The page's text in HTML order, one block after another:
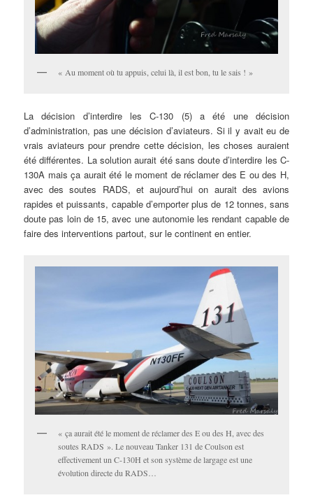
« Au moment où tu appuis, celui là, il est bon, tu le sais ! »
La décision d’interdire les C-130 (5) a été une décision
d’administration, pas une décision d’aviateurs. Si il y avait eu de
vrais aviateurs pour prendre cette décision, les choses auraient
été différentes. La solution aurait été sans doute d’interdire les C-
130A mais ça aurait été le moment de réclamer des E ou des H,
avec des soutes RADS, et aujourd’hui on aurait des avions
rapides et puissants, capable d’emporter plus de 12 tonnes, sans
doute pas loin de 15, avec une autonomie les rendant capable de
faire des interventions partout, sur le continent en entier.
« ça aurait été le moment de réclamer des E ou des H, avec des
soutes RADS ». Le nouveau Tanker 131 de Coulson est
effectivement un C-130H et son système de largage est une
évolution directe du RADS…